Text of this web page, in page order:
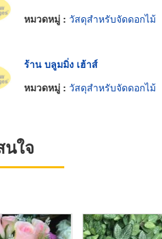
หมวดหมู่ : วัสดุสำหรับจัดดอกไม้
ร้าน บลูมมิ่ง เฮ้าส์
หมวดหมู่ : วัสดุสำหรับจัดดอกไม้
ใจ